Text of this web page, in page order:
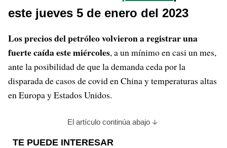
este jueves 5 de enero del 2023
Los precios del petróleo volvieron a registrar una
fuerte caída este miércoles, a un mínimo en casi un mes,
ante la posibilidad de que la demanda ceda por la
disparada de casos de covid en China y temperaturas altas
en Europa y Estados Unidos.
El artículo continúa abajo
TE PUEDE INTERESAR